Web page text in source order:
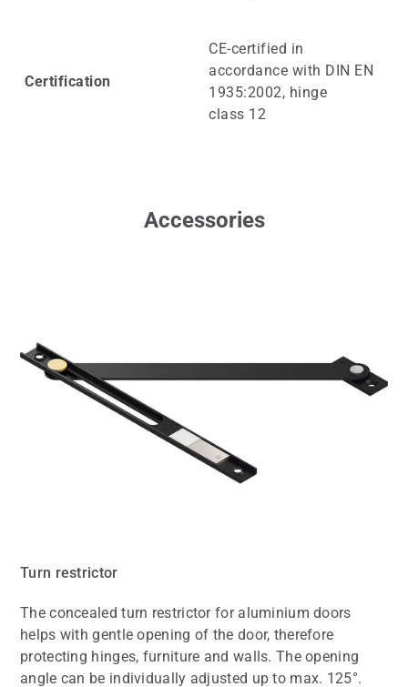
Certification
CE-certified in
accordance with DIN EN
1935:2002, hinge
class 12
Accessories
Turn restrictor
The concealed turn restrictor for aluminium doors
helps with gentle opening of the door, therefore
protecting hinges, furniture and walls. The opening
angle can be individually adjusted up to max. 125°.